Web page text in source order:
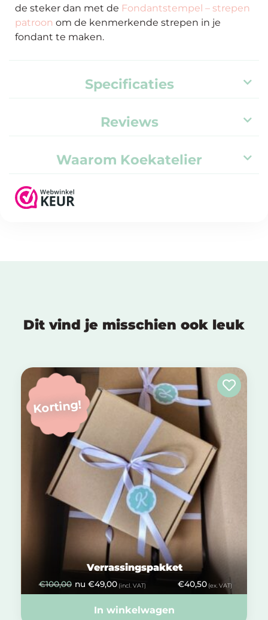
de steker dan met de Fondantstempel – strepen
patroon om de kenmerkende strepen in je
fondant te maken.
Specificaties
Reviews
Waarom Koekatelier
Dit vind je misschien ook leuk
Korting!
Verrassingspakket
€100,00 nu €49,00(incl. VAT) €40,50 (ex. VAT)
In winkelwagen